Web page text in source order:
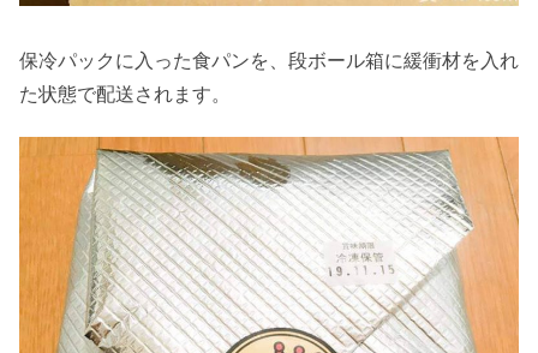
保冷パックに入った食パンを、段ボール箱に緩衝材を入れ
た状態で配送されます。